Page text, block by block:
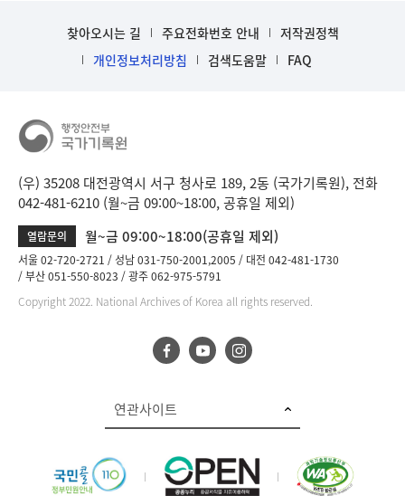
찾아오시는 길 주요전화번호 안내
저작권정책
개인정보처리방침
검색도움말 FAQ
(우) 35208 대전광역시 서구 청사로 189, 2동 (국가기록원), 전화
042-481-6210 (월~금 09:00~18:00, 공휴일 제외)
열람문의 월~금 09:00~18:00(공휴일 제외)
서울 02-720-2721 성남 031-750-2001,2005
대전 042-481-1730
부산 051-550-8023
광주 062-975-5791
Copyright 2022. National Archives of Korea all rights reserved.
연관사이트